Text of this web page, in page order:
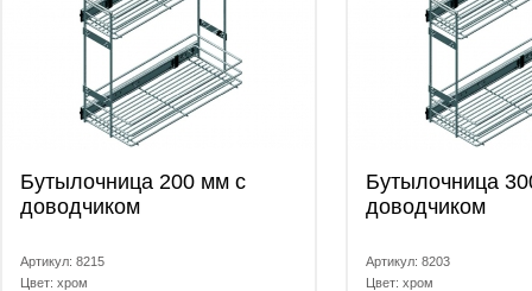
Бутылочница 200 мм с
доводчиком
Артикул: 8215
Цвет: хром
Бутылочница
доводчиком
Артикул: 8203
Цвет: хром